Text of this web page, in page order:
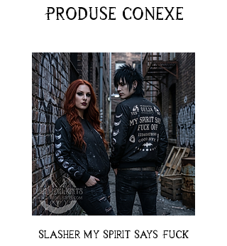
Produse conexe
Slasher My Spirit Says Fuck